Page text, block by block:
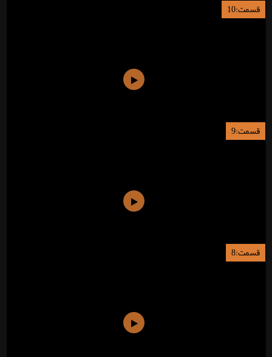
قسمت:10
قسمت:9
قسمت:8